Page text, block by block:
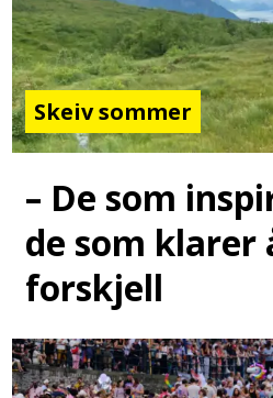
Skeiv sommer
– De som
de som klarer
forskjell